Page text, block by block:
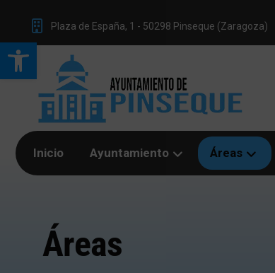
Abrir barra de herramientas
Plaza de España, 1 - 50298 Pinseque (Zaragoza)
Inicio Ayuntamiento Áreas
Áreas